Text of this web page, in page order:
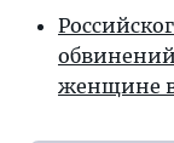
женщине